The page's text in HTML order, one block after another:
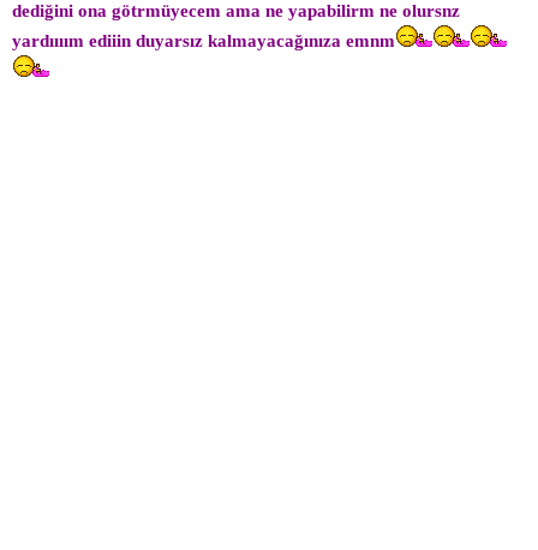
dediğini ona götrmüyecem ama ne yapabilirm ne olursnz
yardıııım ediiin duyarsız kalmayacağınıza emnm